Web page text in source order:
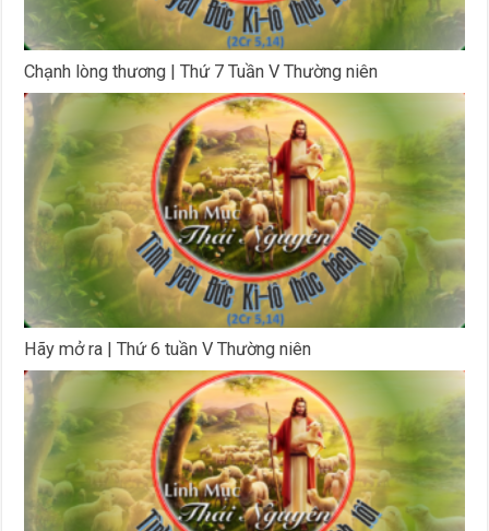
Chạnh lòng thương | Thứ 7 Tuần V Thường niên
Hãy mở ra | Thứ 6 tuần V Thường niên